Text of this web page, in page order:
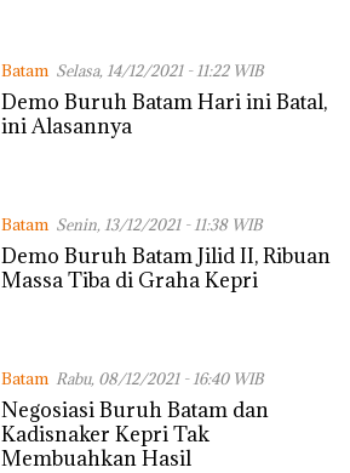
Batam Selasa, 14/12/2021 - 11:22 WIB
Demo Buruh Batam Hari ini Batal,
ini Alasannya
Batam Senin, 13/12/2021 - 11:38 WIB
Demo Buruh Batam Jilid II, Ribuan
Massa Tiba di Graha Kepri
Batam Rabu, 08/12/2021 - 16:40 WIB
Negosiasi Buruh Batam dan
Kadisnaker Kepri Tak
Membuahkan Hasil